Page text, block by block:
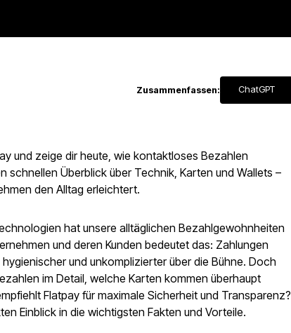
Zusammenfassen: ChatGPT
und zeige dir heute, wie kontaktloses Bezahlen
schnellen Überblick über Technik, Karten und Wallets –
den Alltag erleichtert.
hat unsere alltäglichen Bezahlgewohnheiten
und deren Kunden bedeutet das: Zahlungen
und unkomplizierter über die Bühne. Doch
im Detail, welche Karten kommen überhaupt
Flatpay für maximale Sicherheit und Transparenz?
Einblick in die wichtigsten Fakten und Vorteile.